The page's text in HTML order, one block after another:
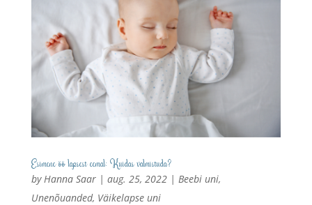
Esimene öö lapsest eemal: Kuidas valmistuda?
by Hanna Saar| aug. 25, 2022| Beebi uni,
Unenõuanded, Väikelapse uni